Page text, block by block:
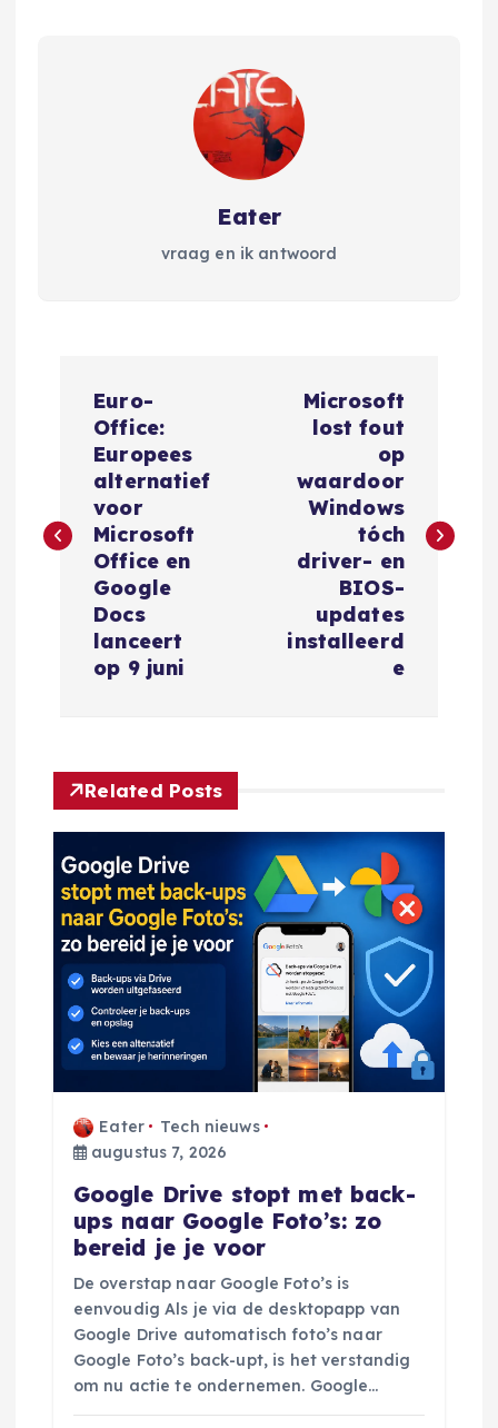
Eater
vraag en ik antwoord
i
n
a
v
g
t
Euro-
Office:
Europees
alternatief
voor
Microsoft
Office en
Google
Docs
lanceert
op 9 juni
Microsoft
lost fout
op
waardoor
Windows
tóch
driver- en
BIOS-
updates
installeerd
e
Related Posts
Eater
Tech nieuws
augustus 7, 2026
Google Drive stopt met back-
ups naar Google Foto’s: zo
bereid je je voor
De overstap naar Google Foto’s is
eenvoudig Als je via de desktopapp van
Google Drive automatisch foto’s naar
Google Foto’s back-upt, is het verstandig
om nu actie te ondernemen. Google…